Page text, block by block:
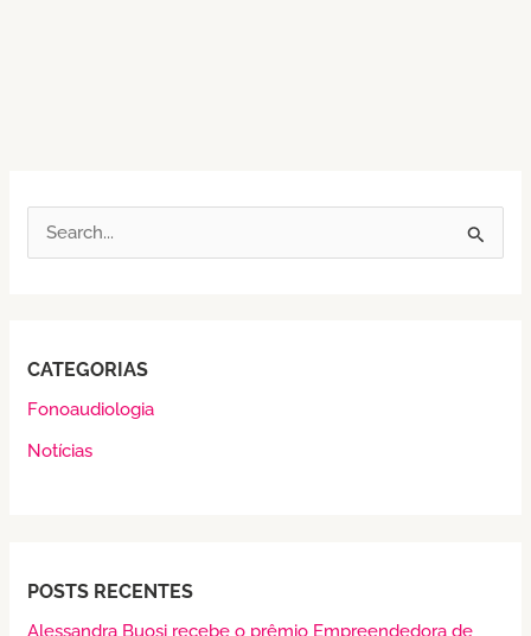
u
i
s
o
r
CATEGORIAS
Fonoaudiologia
Notícias
POSTS RECENTES
Alessandra Buosi recebe o prêmio Empreendedora de